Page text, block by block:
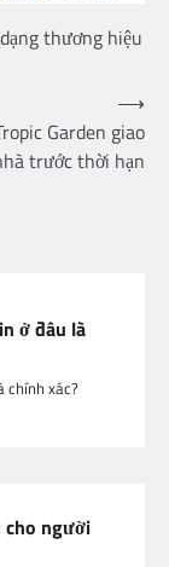
thương hiệu
Garden giao
trước thời hạn
⟶
ở đâu là
chính xác?
cho người